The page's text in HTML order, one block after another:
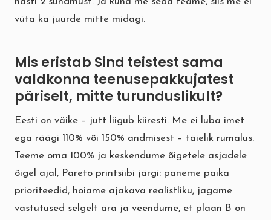
vüta ka juurde mitte midagi.
Mis eristab Sind teistest sama
valdkonna teenusepakkujatest
päriselt, mitte turunduslikult?
Eesti on väike – jutt liigub kiiresti. Me ei luba imet
ega räägi 110% või 150% andmisest – täielik rumalus.
Teeme oma 100% ja keskendume õigetele asjadele
õigel ajal, Pareto printsiibi järgi: paneme paika
prioriteedid, hoiame ajakava realistliku, jagame
vastutused selgelt ära ja veendume, et plaan B on